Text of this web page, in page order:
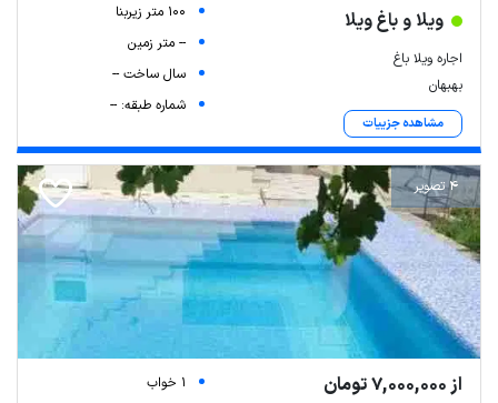
Leaflet | Map data © ariamarz.com
ویلا و باغ ویلا
اجاره ویلا باغ
بهبهان
مشاهده جزییات
100 متر زیربنا
-- متر زمین
سال ساخت --
شماره طبقه: --
4 تصویر
از 7,000,000 تومان
1 خواب